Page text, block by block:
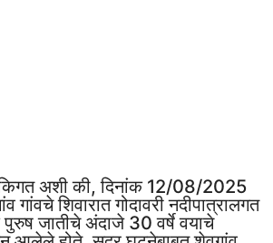
अशी की, दिनांक 12/08/2025
गांवचे शिवारात गोदावरी नदीपात्रालगत
जातीचे अंदाजे 30 वर्षे वयाचे